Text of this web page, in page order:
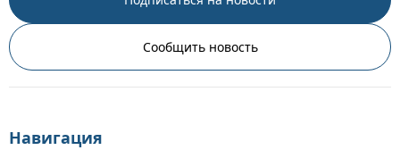
Сообщить новость
Навигация